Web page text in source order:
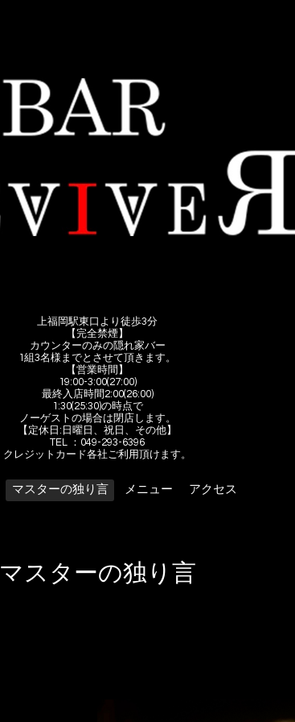
上福岡駅東口より徒歩3分
【完全禁煙】
カウンターのみの隠れ家バー
1組3名様までとさせて頂きます。
【営業時間】
19:00-3:00(27:00)
最終入店時間2:00(26:00)
1:30(25:30)の時点で
ノーゲストの場合は閉店します。
【定休日:日曜日、祝日、その他】
TEL ：049-293-6396
クレジットカード各社ご利用頂けます。
マスターの独り言 メニュー アクセス
マスターの独り言